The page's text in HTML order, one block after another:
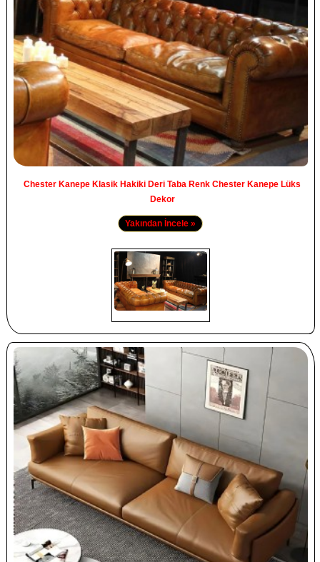
Chester Kanepe Klasik Hakiki Deri Taba Renk Chester Kanepe Lüks
Dekor
Yakından İncele »